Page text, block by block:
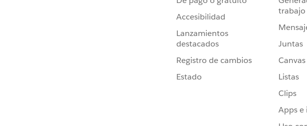
Accesibilidad
Lanzamientos
destacados
Registro de cambios
Estado
trabajo
Juntas
Canvas
Listas
Clips
Apps e